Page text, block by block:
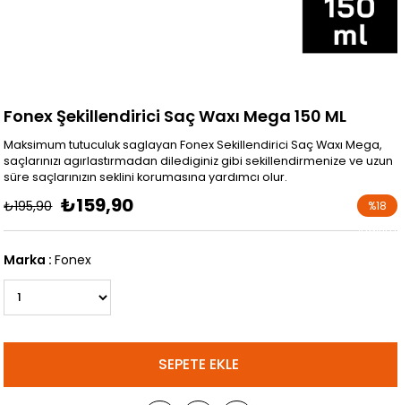
Fonex Şekillendirici Saç Waxı Mega 150 ML
Maksimum tutuculuk saglayan Fonex Sekillendirici Saç Waxı Mega,
saçlarınızı agırlastırmadan dilediginiz gibi sekillendirmenize ve uzun
süre saçlarınızın seklini korumasına yardımcı olur.
₺195,90 ₺159,90 %18
İndirim
Marka : Fonex